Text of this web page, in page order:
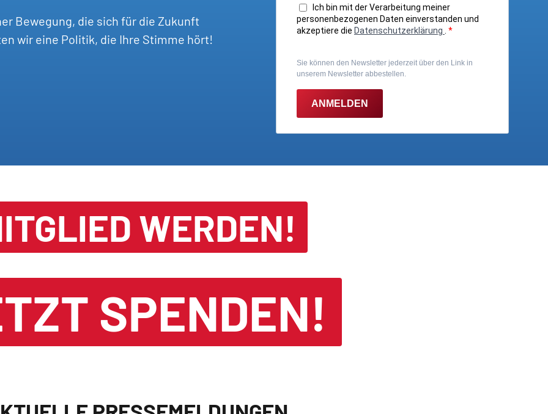
Bewegung, die sich für die Zukunft
wir eine Politik, die Ihre Stimme hört!
Ich bin mit der Verarbeitung meiner
personenbezogenen Daten einverstanden und
akzeptiere die Datenschutzerklärung . *
Sie können den Newsletter jederzeit über den Link in
unserem Newsletter abbestellen.
ANMELDEN
WERDEN!
SPENDEN!